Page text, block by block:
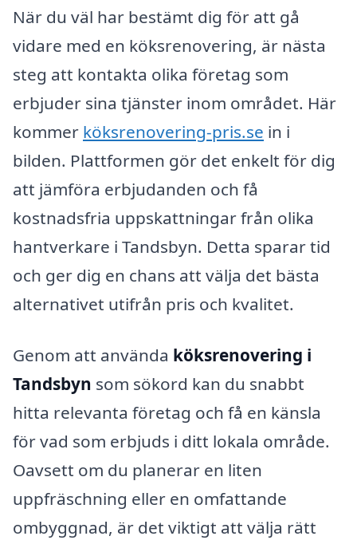
När du väl har bestämt dig för att gå
vidare med en köksrenovering, är nästa
steg att kontakta olika företag som
erbjuder sina tjänster inom området. Här
kommer köksrenovering-pris.se in i
bilden. Plattformen gör det enkelt för dig
att jämföra erbjudanden och få
kostnadsfria uppskattningar från olika
hantverkare i Tandsbyn. Detta sparar tid
och ger dig en chans att välja det bästa
alternativet utifrån pris och kvalitet.
Genom att använda köksrenovering i
Tandsbyn som sökord kan du snabbt
hitta relevanta företag och få en känsla
för vad som erbjuds i ditt lokala område.
Oavsett om du planerar en liten
uppfräschning eller en omfattande
ombyggnad, är det viktigt att välja rätt